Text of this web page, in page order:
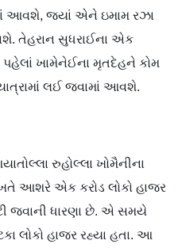
આવશે, જ્યાં એને ઇમામ રઝા
તેહરાન સુધરાઈના એક
ખામેનેઈના મૃતદેહને કોમ
લઈ જવામાં આવશે.
રુહોલ્લા ખોમૈનીના
આશરે એક કરોડ લોકો હાજર
જવાની ધારણા છે. એ સમયે
લોકો હાજર રહ્યા હતા. આ